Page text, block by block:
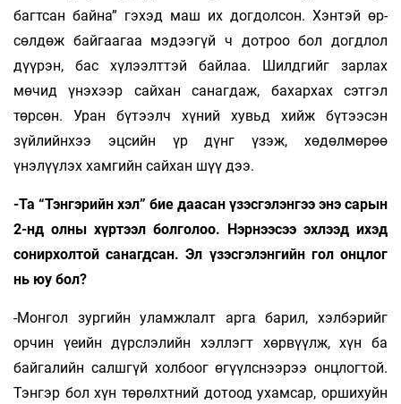
багтсан байна” гэхэд маш их догдолсон. Хэнтэй өр­­
сөлдөж байгаагаа мэдээгүй ч дотроо бол догдлол
дүүрэн, бас хүлээлттэй байлаа. Шилд­гийг зарлах
мөчид үнэхээр сайхан санагдаж, бахархах сэтгэл
төрсөн. Уран бүтээлч хүний хувьд хийж бүтээсэн
зүйлийнхээ эцсийн үр дүнг үзэж, хө­дөлмөрөө
үнэлүүлэх хамгийн сайхан шүү дээ.
-Та “Тэнгэрийн хэл” бие даасан үзэсгэлэнгээ энэ сарын
2-нд олны хүртээл болголоо. Нэрнээсээ эхлээд ихэд
сонирхолтой санагдсан. Эл үзэсгэлэнгийн гол онцлог
нь юу бол?
-Монгол зургийн уламжлалт арга барил, хэлбэрийг
орчин үеийн дүрслэлийн хэллэгт хөрвүүлж, хүн ба
байгалийн салшгүй холбоог өгүүлс­нээрээ онцлогтой.
Тэнгэр бол хүн төрөлхт­ний дотоод ухамсар, оршихуйн